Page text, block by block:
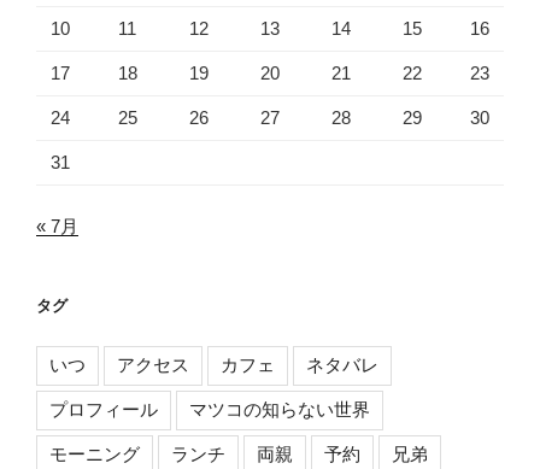
10 11 12 13 14 15 16
17 18 19 20 21 22 23
24 25 26 27 28 29 30
31
« 7月
タグ
いつ アクセス カフェ ネタバレ
プロフィール マツコの知らない世界
モーニング ランチ 両親 予約 兄弟